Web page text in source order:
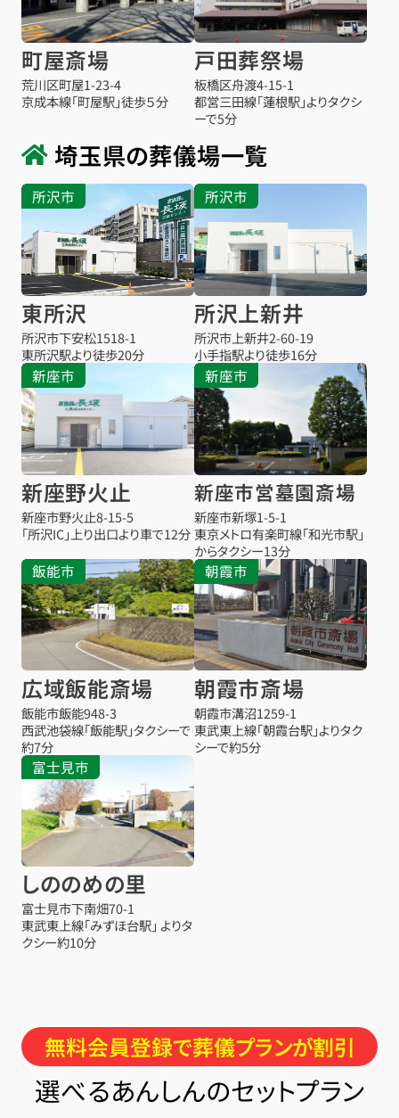
町屋斎場
荒川区町屋1-23-4
京成本線「町屋駅」徒歩５分
戸田葬祭場
板橋区舟渡4-15-1
都営三田線「蓮根駅」よりタクシ
ーで5分
埼玉県の葬儀場一覧
所沢市
東所沢
所沢市下安松1518-1
東所沢駅より徒歩20分
所沢市
所沢上新井
所沢市上新井2-60-19
小手指駅より徒歩16分
新座市
新座野火止
新座市野火止8-15-5
「所沢IC」上り出口より車で12分
新座市
新座市営墓園斎場
新座市新塚1-5-1
東京メトロ有楽町線「和光市駅」
からタクシー13分
飯能市
広域飯能斎場
飯能市飯能948-3
西武池袋線「飯能駅」タクシーで
約7分
朝霞市
朝霞市斎場
朝霞市溝沼1259-1
東武東上線「朝霞台駅」よりタク
シーで約5分
富士見市
しののめの里
富士見市下南畑70-1
東武東上線「みずほ台駅」 よりタ
クシー約10分
無料会員登録で葬儀プランが割引
選べるあんしんのセットプラン